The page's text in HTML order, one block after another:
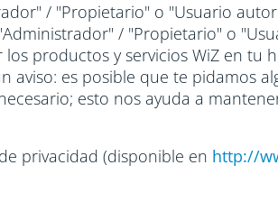
/ "Propietario" o "Usuario
/ "Propietario" o
productos y servicios WiZ en
aviso: es posible que te pidamos
esto nos ayuda a
privacidad (disponible en http://